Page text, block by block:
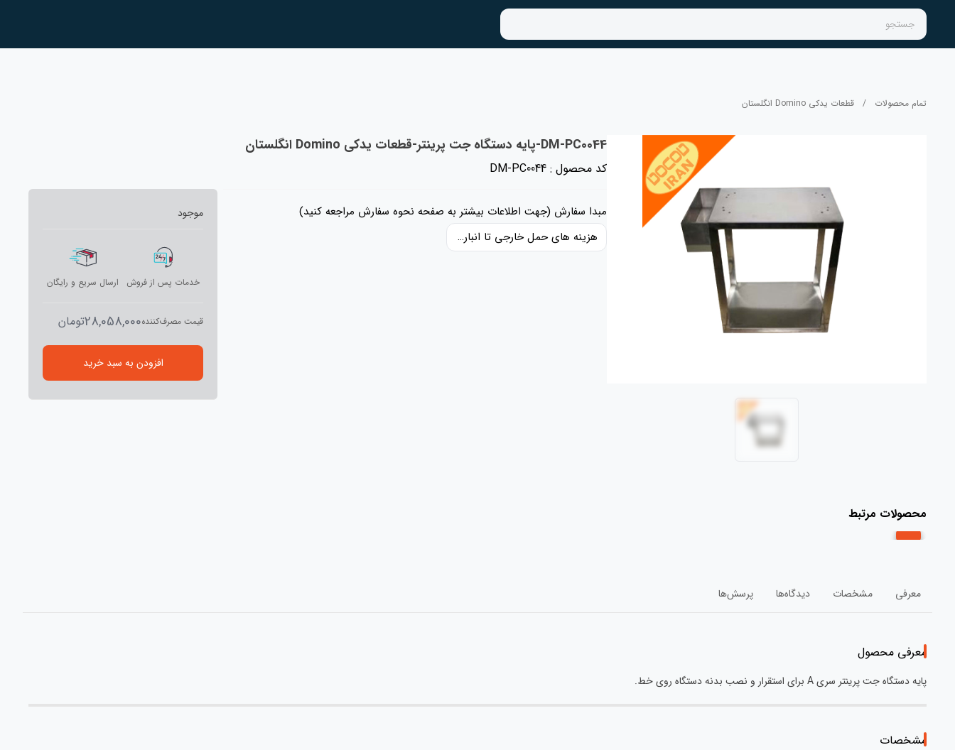
جستجو
تمام محصولات / قطعات یدکی Domino انگلستان
DM-PC0044-پایه دستگاه جت پرینتر-قطعات یدکی Domino انگلستان
کد محصول : DM-PC0044
مبدا سفارش (جهت اطلاعات بیشتر به صفحه نحوه سفارش مراجعه کنید)
هزینه های حمل خارجی تا انبار ایران، حقوق گمرکی و عوارض و مالیات و سایر هزینه های کالا به قیمت ریالی کالا اضافه شده است و حمل داخلی رایگان می باشد.
موجود
خدمات پس از فروش ارسال سریع و رایگان
قیمت مصرف‌کننده28,058,000تومان
افزودن به سبد خرید
محصولات مرتبط
معرفی مشخصات دیدگاه‌ها پرسش‌ها
معرفی محصول
پایه دستگاه جت پرینتر سری A برای استقرار و نصب بدنه دستگاه روی خط.
مشخصات